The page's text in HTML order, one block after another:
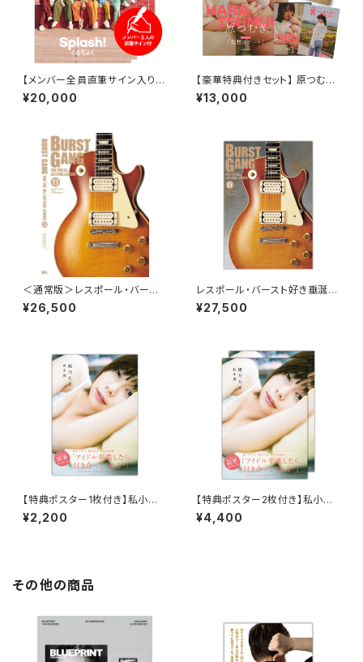
【メンバー全員直筆サイン入り
5冊セット】『ぐるちょく 1st 写真
集 Splash!』“5人表紙”通常版
¥20,000
【豪華特典付きセット】 原つむぎ
グラビア写真集『原つむぎは、酔
うと床で寝るらしい。』
¥13,000
＜通常版＞レスポール・バースト
好き垂涎！幻の名著が復活【BU
RST GANG Version 1.1】
¥26,500
レスポール・バースト好き垂涎！
幻の名著が復活【BURST GAN
G Version 1.1】限定特典付！
¥27,500
【特典ポスター1枚付き】私小説
／姫乃たま 1冊
¥2,200
【特典ポスター2枚付き】私小説
／姫乃たま 2冊セット
¥4,400
その他の商品